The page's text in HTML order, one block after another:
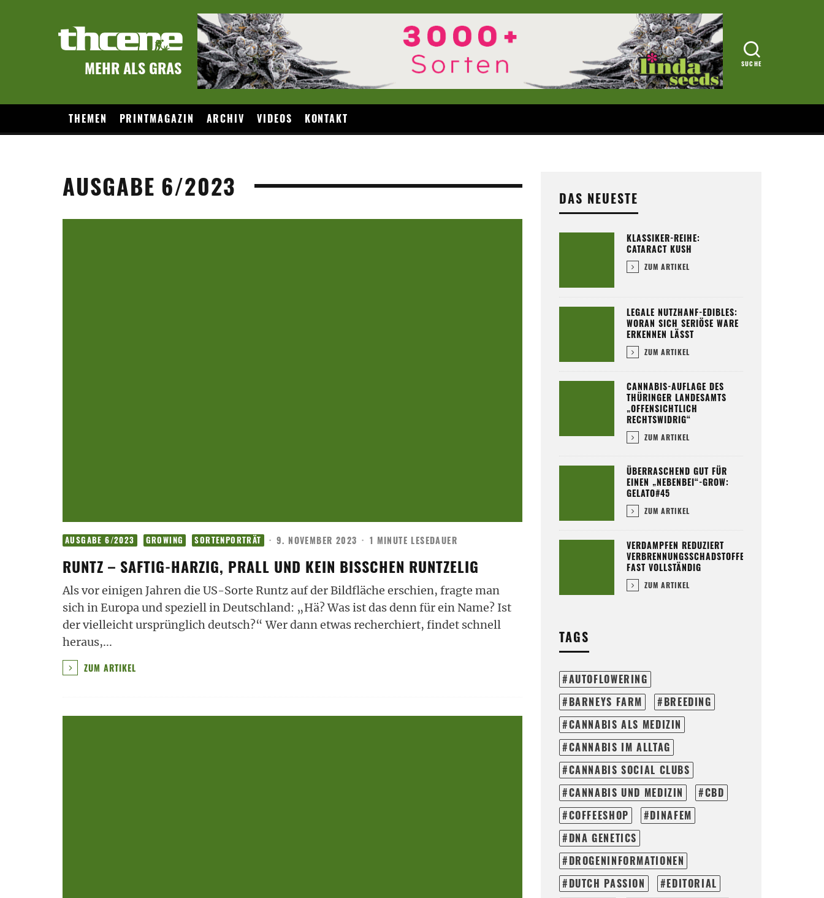
MEHR ALS GRAS
THEMEN PRINTMAGAZIN ARCHIV VIDEOS KONTAKT
AUSGABE 6/2023
AUSGABE 6/2023 GROWING SORTENPORTRÄT · 9. NOVEMBER 2023 · 1 MINUTE LESEDAUER
RUNTZ – SAFTIG-HARZIG, PRALL UND KEIN BISSCHEN RUNTZELIG
Als vor einigen Jahren die US-Sorte Runtz auf der Bildfläche erschien, fragte man
sich in Europa und speziell in Deutschland: „Hä? Was ist das denn für ein Name? Ist
der vielleicht ursprünglich deutsch?“ Wer dann etwas recherchiert, findet schnell
heraus,...
ZUM ARTIKEL
DAS NEUESTE
KLASSIKER-REIHE:
CATARACT KUSH
ZUM ARTIKEL
LEGALE NUTZHANF-EDIBLES:
WORAN SICH SERIÖSE WARE
ERKENNEN LÄSST
ZUM ARTIKEL
CANNABIS-AUFLAGE DES
THÜRINGER LANDESAMTS
„OFFENSICHTLICH
RECHTSWIDRIG“
ZUM ARTIKEL
ÜBERRASCHEND GUT FÜR
EINEN „NEBENBEI“-GROW:
GELATO#45
ZUM ARTIKEL
VERDAMPFEN REDUZIERT
VERBRENNUNGSSCHADSTOFFE
FAST VOLLSTÄNDIG
ZUM ARTIKEL
TAGS
AUTOFLOWERING
BARNEYS FARM
BREEDING
CANNABIS ALS MEDIZIN
CANNABIS IM ALLTAG
CANNABIS SOCIAL CLUBS
CANNABIS UND MEDIZIN
CBD
COFFEESHOP
DINAFEM
DNA GENETICS
DROGENINFORMATIONEN
DUTCH PASSION
EDITORIAL